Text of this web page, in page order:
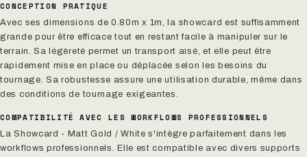
CONCEPTION PRATIQUE
Avec ses dimensions de 0.80m x 1m, la showcard est suffisamment
grande pour être efficace tout en restant facile à manipuler sur le
terrain. Sa légèreté permet un transport aisé, et elle peut être
rapidement mise en place ou déplacée selon les besoins du
tournage. Sa robustesse assure une utilisation durable, même dans
des conditions de tournage exigeantes.
COMPATIBILITÉ AVEC LES WORKFLOWS PROFESSIONNELS
La Showcard - Matt Gold / White s'intègre parfaitement dans les
workflows professionnels. Elle est compatible avec divers supports